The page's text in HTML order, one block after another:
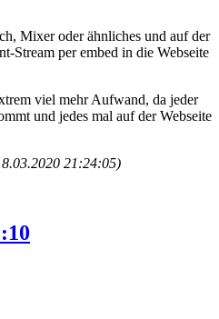
Mixer oder ähnliches und auf der
Stream per embed in die Webseite
viel mehr Aufwand, da jeder
und jedes mal auf der Webseite
21:24:05)